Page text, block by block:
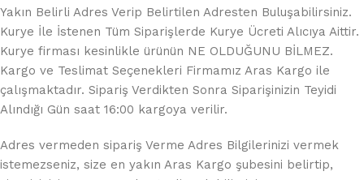
Yakın Belirli Adres Verip Belirtilen Adresten Buluşabilirsiniz.
Kurye İle İstenen Tüm Siparişlerde Kurye Ücreti Alıcıya Aittir.
Kurye firması kesinlikle ürünün NE OLDUĞUNU BİLMEZ.
Kargo ve Teslimat Seçenekleri Firmamız Aras Kargo ile
çalışmaktadır. Sipariş Verdikten Sonra Siparişinizin Teyidi
Alındığı Gün saat 16:00 kargoya verilir.
Adres vermeden sipariş Verme Adres Bilgilerinizi vermek
istemezseniz, size en yakın Aras Kargo şubesini belirtip,